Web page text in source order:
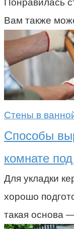
Понравилась
Вам также
Стены в
Способы
комнате
Для укладки
хорошо
такая основа